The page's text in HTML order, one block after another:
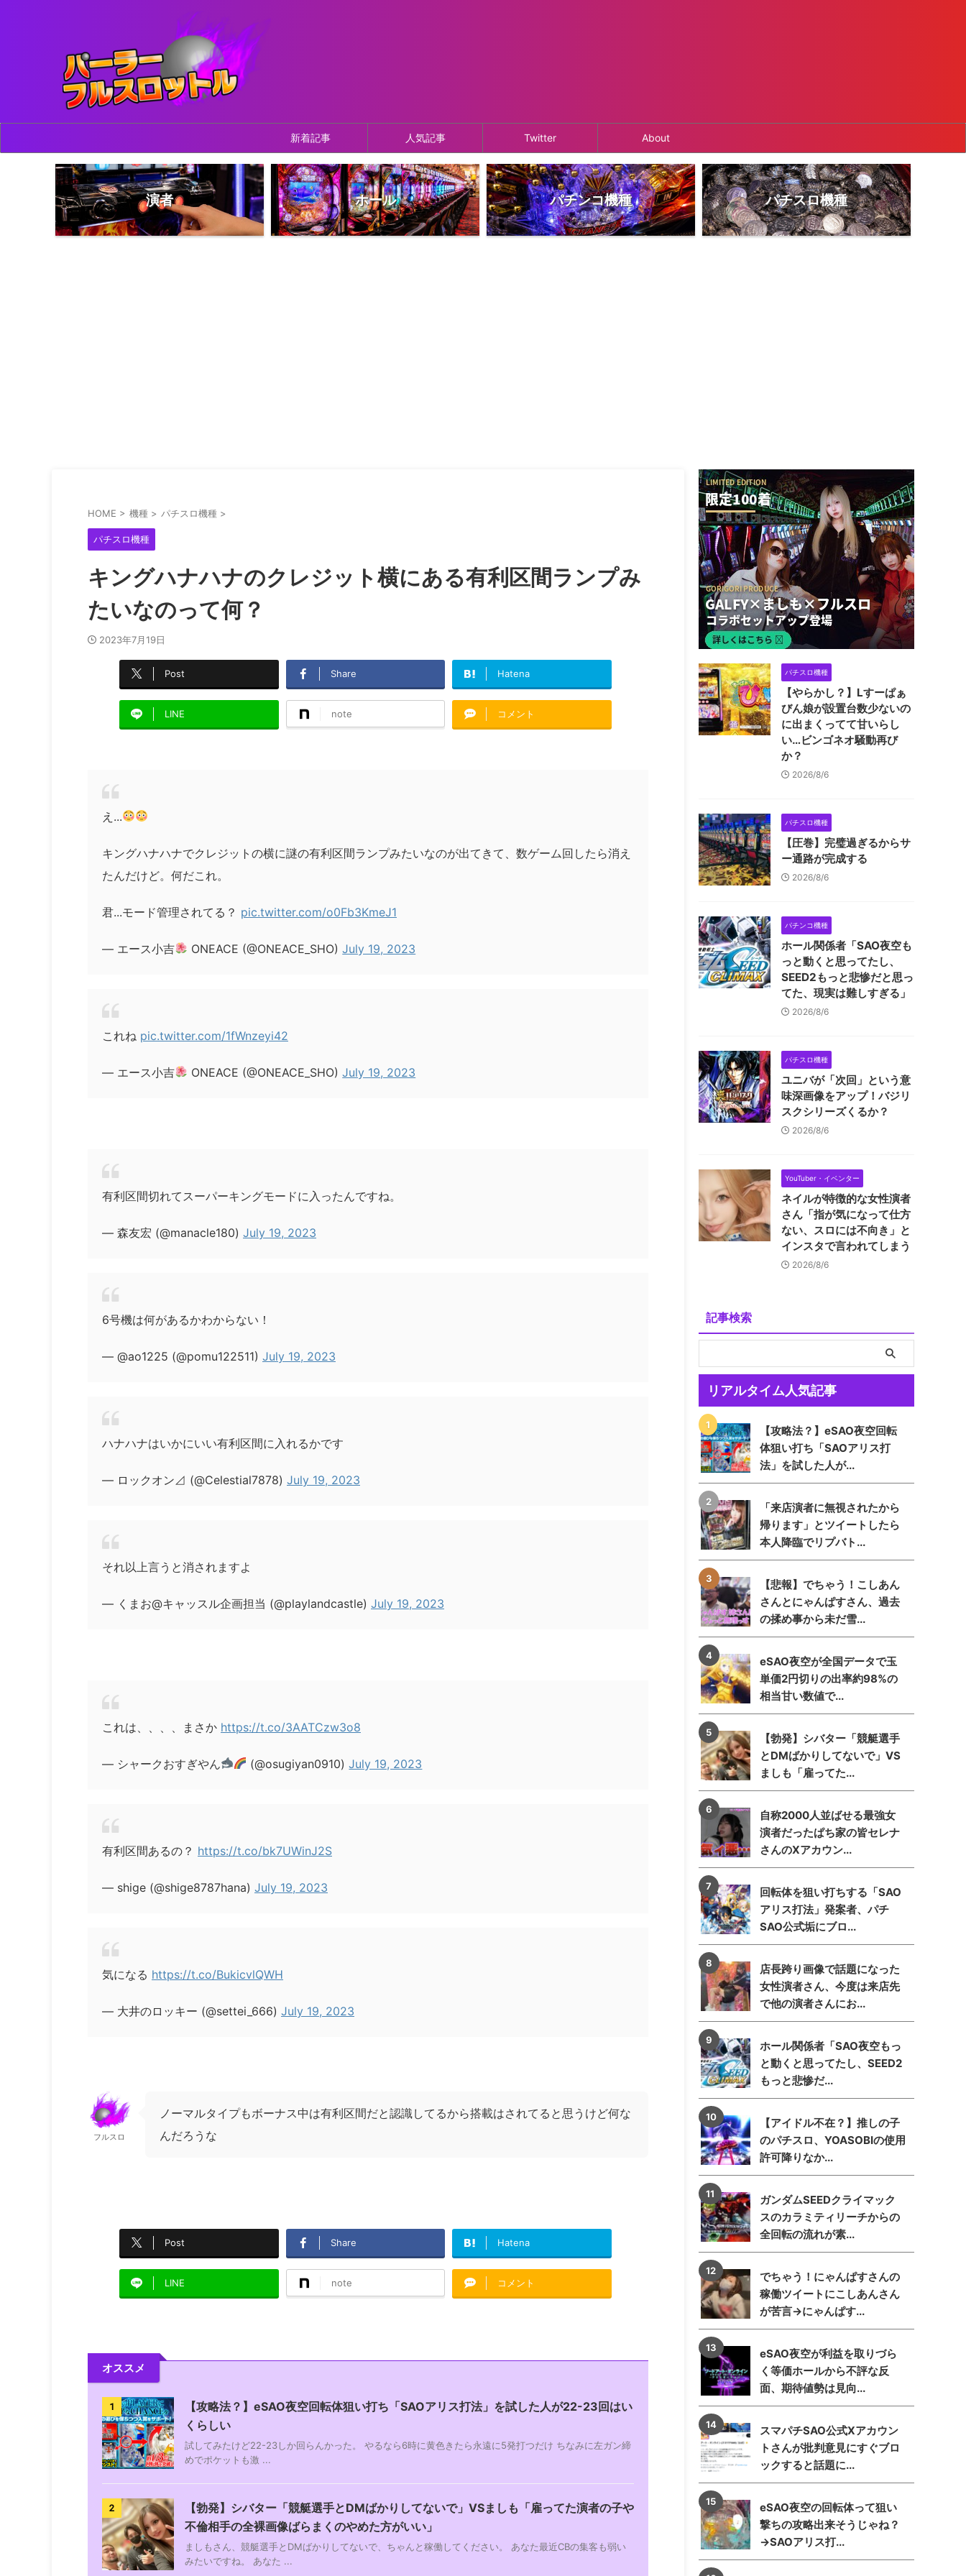
新着記事 人気記事 Twitter About
演者 ホール パチンコ機種 パチスロ機種
HOME > 機種 > パチスロ機種 >
パチスロ機種
キングハナハナのクレジット横にある有利区間ランプみ
たいなのって何？
2023年7月19日
Post Share Hatena
LINE note コメント
え...
キングハナハナでクレジットの横に謎の有利区間ランプみたいなのが出てきて、数ゲーム回したら消え
たんだけど。何だこれ。
君...モード管理されてる？ pic.twitter.com/o0Fb3KmeJ1
— エース小吉 ONEACE (@ONEACE_SHO)July 19, 2023
これね pic.twitter.com/1fWnzeyi42
— エース小吉 ONEACE (@ONEACE_SHO)July 19, 2023
有利区間切れてスーパーキングモードに入ったんですね。
— 森友宏 (@manacle180) July 19, 2023
6号機は何があるかわからない！
— @ao1225 (@pomu122511) July 19, 2023
ハナハナはいかにいい有利区間に入れるかです
— ロックオン⊿ (@Celestial7878) July 19, 2023
それ以上言うと消されますよ
— くまお@キャッスル企画担当 (@playlandcastle) July 19, 2023
これは、、、、まさか https://t.co/3AATCzw3o8
— シャークおすぎやん (@osugiyan0910)July 19, 2023
有利区間あるの？ https://t.co/bk7UWinJ2S
— shige (@shige8787hana) July 19, 2023
気になる https://t.co/BukicvlQWH
— 大井のロッキー (@settei_666) July 19, 2023
フルスロ
ノーマルタイプもボーナス中は有利区間だと認識してるから搭載はされてると思うけど何な
んだろうな
Post Share Hatena
LINE note コメント
オススメ
1
【攻略法？】eSAO夜空回転体狙い打ち「SAOアリス打法」を試した人が22-23回はい
くらしい
試してみたけど22-23しか回らんかった。 やるなら6時に黄色きたら永遠に5発打つだけ ちなみに左ガン締
めでポケットも激 ...
2
【勃発】シバター「競艇選手とDMばかりしてないで」VSましも「雇ってた演者の子や
不倫相手の全裸画像ばらまくのやめた方がいい」
ましもさん、競艇選手とDMばかりしてないで、ちゃんと稼働してください。 あなた最近CBの集客も弱い
みたいですね。 あなた ...
パチスロ機種
【やらかし？】Lすーぱぁ
びん娘が設置台数少ないの
に出まくってて甘いらし
い…ビンゴネオ騒動再び
か？
2026/8/6
パチスロ機種
【圧巻】完璧過ぎるからサ
ー通路が完成する
2026/8/6
パチンコ機種
ホール関係者「SAO夜空も
っと動くと思ってたし、
SEED2もっと悲惨だと思っ
てた、現実は難しすぎる」
2026/8/6
パチスロ機種
ユニバが「次回」という意
味深画像をアップ！バジリ
スクシリーズくるか？
2026/8/6
YouTuber・イベンター
ネイルが特徴的な女性演者
さん「指が気になって仕方
ない、スロには不向き」と
インスタで言われてしまう
2026/8/6
記事検索
リアルタイム人気記事
【攻略法？】eSAO夜空回転
体狙い打ち「SAOアリス打
法」を試した人が...
「来店演者に無視されたから
帰ります」とツイートしたら
本人降臨でリプバト...
【悲報】でちゃう！こしあん
さんとにゃんぱすさん、過去
の揉め事から未だ雪...
eSAO夜空が全国データで玉
単価2円切りの出率約98%の
相当甘い数値で...
【勃発】シバター「競艇選手
とDMばかりしてないで」VS
ましも「雇ってた...
自称2000人並ばせる最強女
演者だったぱち家の皆セレナ
さんのXアカウン...
回転体を狙い打ちする「SAO
アリス打法」発案者、パチ
SAO公式垢にブロ...
店長跨り画像で話題になった
女性演者さん、今度は来店先
で他の演者さんにお...
ホール関係者「SAO夜空もっ
と動くと思ってたし、SEED2
もっと悲惨だ...
【アイドル不在？】推しの子
のパチスロ、YOASOBIの使用
許可降りなか...
ガンダムSEEDクライマック
スのカラミティリーチからの
全回転の流れが素...
でちゃう！にゃんぱすさんの
稼働ツイートにこしあんさん
が苦言→にゃんぱす...
eSAO夜空が利益を取りづら
く等価ホールから不評な反
面、期待値勢は見向...
スマパチSAO公式Xアカウン
トさんが批判意見にすぐブロ
ックすると話題に...
eSAO夜空の回転体って狙い
撃ちの攻略出来そうじゃね？
→SAOアリス打...